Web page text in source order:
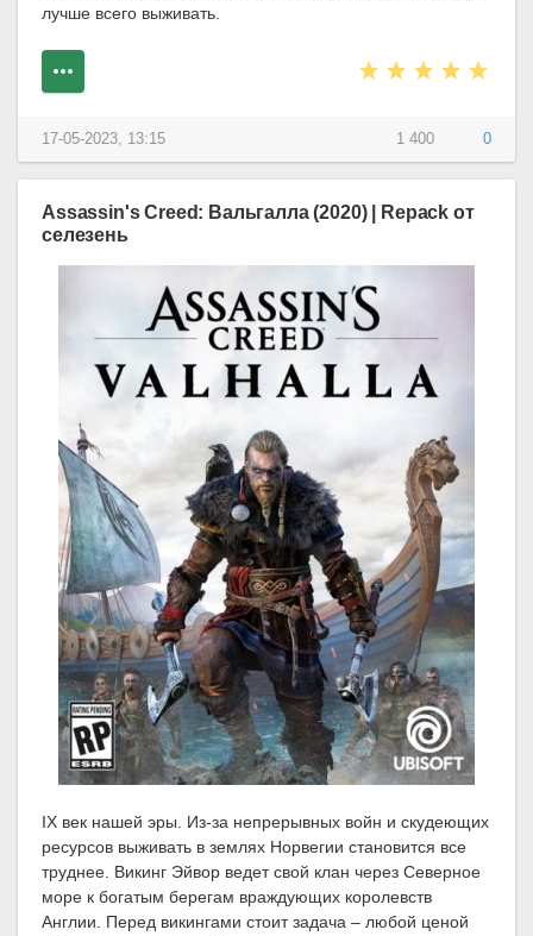
лучше всего выживать.
1 400 0
17-05-2023, 13:15
Assassin's Creed: Вальгалла (2020) | Repack от
селезень
IX век нашей эры. Из-за непрерывных войн и скудеющих
ресурсов выживать в землях Норвегии становится все
труднее. Викинг Эйвор ведет свой клан через Северное
море к богатым берегам враждующих королевств
Англии. Перед викингами стоит задача – любой ценой